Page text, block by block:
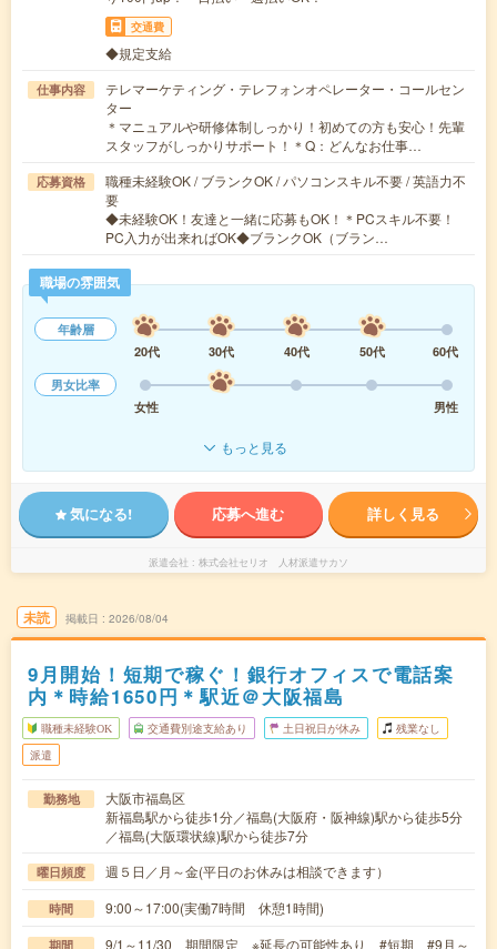
交通費
◆規定支給
仕事内容
テレマーケティング・テレフォンオペレーター・コールセン
ター
＊マニュアルや研修体制しっかり！初めての方も安心！先輩
スタッフがしっかりサポート！＊Q：どんなお仕事…
応募資格
職種未経験OK / ブランクOK / パソコンスキル不要 / 英語力不
要
◆未経験OK！友達と一緒に応募もOK！＊PCスキル不要！
PC入力が出来ればOK◆ブランクOK（ブラン…
職場の雰囲気
年齢層
20代
30代 40代 50代
60代
男女比率
女性
男性
もっと見る
気になる! 応募へ進む 詳しく見る
派遣会社 株式会社セリオ 人材派遣サカソ
未読 掲載日 2026/08/04
9月開始！短期で稼ぐ！銀行オフィスで電話案
内＊時給1650円＊駅近＠大阪福島
職種未経験OK 交通費別途支給あり 土日祝日が休み 残業なし
派遣
勤務地
大阪市福島区
新福島駅から徒歩1分／福島(大阪府・阪神線)駅から徒歩5分
／福島(大阪環状線)駅から徒歩7分
曜日頻度 週５日／月～金(平日のお休みは相談できます）
時間 9:00～17:00(実働7時間 休憩1時間)
期間 9/1～11/30 期間限定 ※延長の可能性あり #短期 #9月～